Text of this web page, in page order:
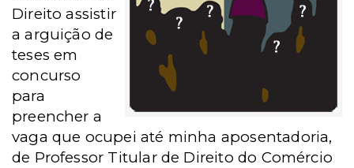
Direito assistir
a arguição de
teses em
concurso
para
preencher a
vaga que ocupei até minha aposentadoria,
de Professor Titular de Direito do Comércio